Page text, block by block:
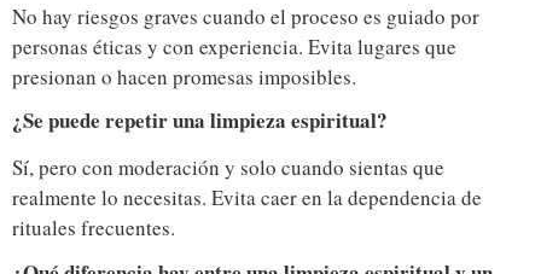
No hay riesgos graves cuando el proceso es guiado por
personas éticas y con experiencia. Evita lugares que
presionan o hacen promesas imposibles.
¿Se puede repetir una limpieza espiritual?
Sí, pero con moderación y solo cuando sientas que
realmente lo necesitas. Evita caer en la dependencia de
rituales frecuentes.